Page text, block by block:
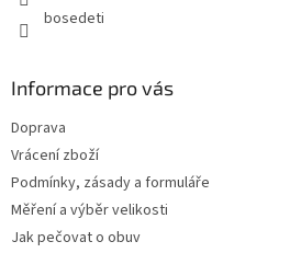
bosedeti
Informace pro vás
Doprava
Vrácení zboží
Podmínky, zásady a formuláře
Měření a výběr velikosti
Jak pečovat o obuv